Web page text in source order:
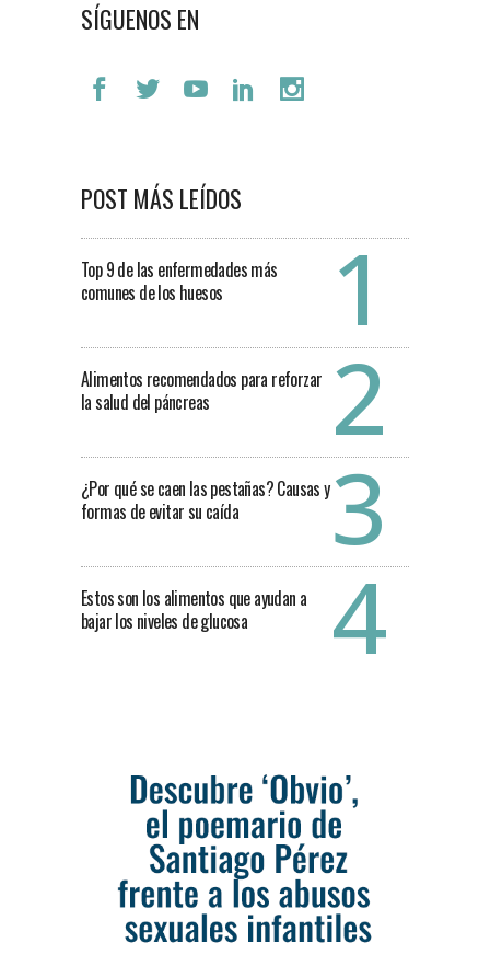
SÍGUENOS EN
POST MÁS LEÍDOS
Top 9 de las enfermedades más
comunes de los huesos
Alimentos recomendados para reforzar
la salud del páncreas
¿Por qué se caen las pestañas? Causas y
formas de evitar su caída
Estos son los alimentos que ayudan a
bajar los niveles de glucosa